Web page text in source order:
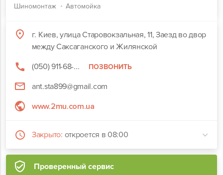
Шиномонтаж Автомойка
Проверенный сервис
г. Киев, улица Старовокзальная, 11, Заезд во двор
между Саксаганского и Жилянской
(050) 911-68-...
ПОЗВОНИТЬ
ant.sta899@gmail.com
www.2mu.com.ua
Закрыто: откроется в 08:00